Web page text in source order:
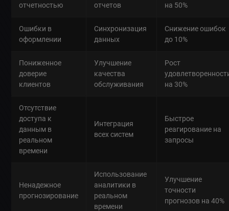
отчетностью
отчетов
на 50%
Ошибки в
оформлении
Синхронизация
данных
Снижение ошибок
до 10%
Пониженное
доверие
клиентов
Улучшение
качества
обслуживания
Рост
на 30%
Отсутствие
доступа к
данным в
реальном
времени
Интеграция
всех систем
Быстрое
реагирование на
запросы
Ненадежное
прогнозирование
Использование
аналитики в
реальном
времени
Улучшение
точности
прогнозов на 40%